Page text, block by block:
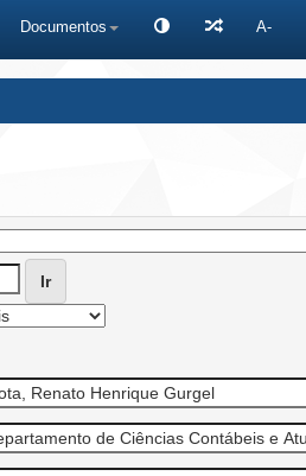
Documentos A-